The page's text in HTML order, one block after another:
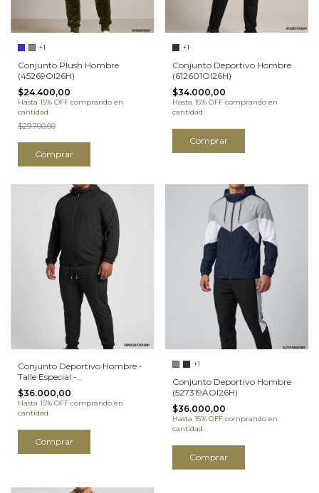
+1
Conjunto Plush Hombre
(45269OI26H)
$24.400,00
Hasta 15% OFF comprando en
cantidad
$29.700,00
Comprar
+1
Conjunto Deportivo Hombre
(612601OI26H)
$34.000,00
Hasta 15% OFF comprando en
cantidad
Comprar
Conjunto Deportivo Hombre -
Talle Especial -
(58MA2672OI26H)
$36.000,00
Hasta 15% OFF comprando en
cantidad
Comprar
+1
Conjunto Deportivo Hombre
(527319AOI26H)
$36.000,00
Hasta 15% OFF comprando en
cantidad
Comprar